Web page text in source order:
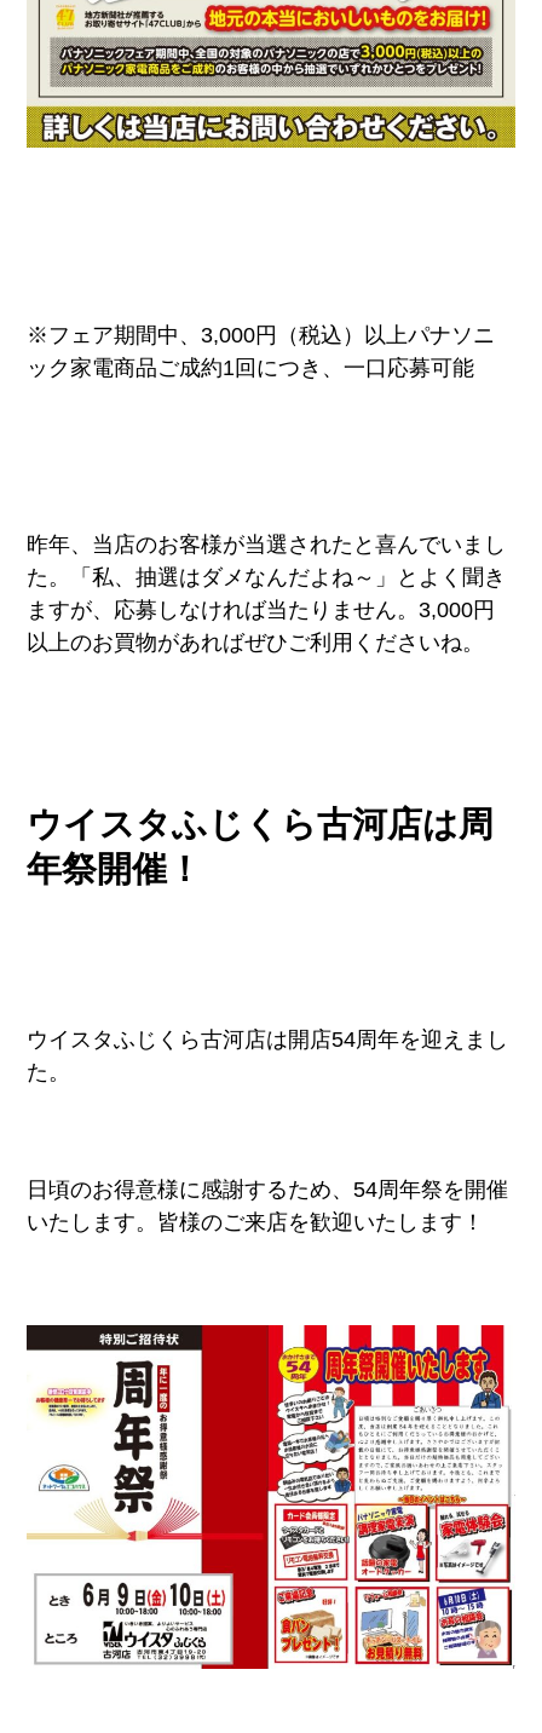
※フェア期間中、3,000円（税込）以上パナソニ
ック家電商品ご成約1回につき、一口応募可能
昨年、当店のお客様が当選されたと喜んでいまし
た。「私、抽選はダメなんだよね～」とよく聞き
ますが、応募しなければ当たりません。3,000円
以上のお買物があればぜひご利用くださいね。
ウイスタふじくら古河店は周
年祭開催！
ウイスタふじくら古河店は開店54周年を迎えまし
た。
日頃のお得意様に感謝するため、54周年祭を開催
いたします。皆様のご来店を歓迎いたします！